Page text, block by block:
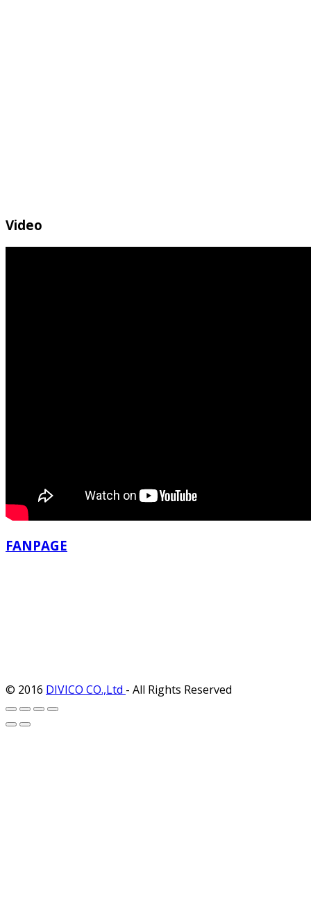
Video
FANPAGE
© 2016 DIVICO CO.,Ltd - All Rights Reserved